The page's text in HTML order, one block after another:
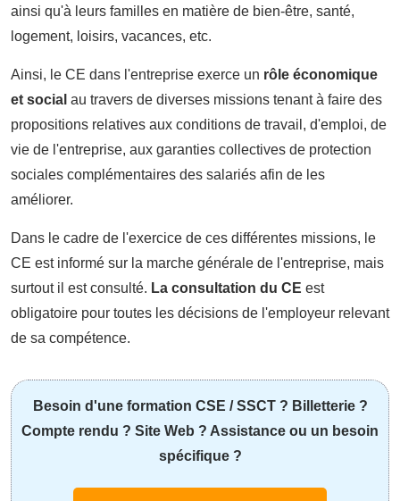
ainsi qu'à leurs familles en matière de bien-être, santé,
logement, loisirs, vacances, etc.
Ainsi, le CE dans l'entreprise exerce un rôle économique
et social au travers de diverses missions tenant à faire des
propositions relatives aux conditions de travail, d'emploi, de
vie de l'entreprise, aux garanties collectives de protection
sociales complémentaires des salariés afin de les
améliorer.
Dans le cadre de l'exercice de ces différentes missions, le
CE est informé sur la marche générale de l'entreprise, mais
surtout il est consulté. La consultation du CE est
obligatoire pour toutes les décisions de l'employeur relevant
de sa compétence.
Besoin d'une formation CSE / SSCT ? Billetterie ?
Compte rendu ? Site Web ? Assistance ou un besoin
spécifique ?